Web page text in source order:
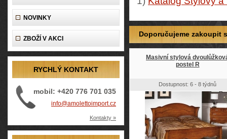
NOVINKY
ZBOŽÍ V AKCI
RYCHLÝ KONTAKT
mobil: +420 776 701 035
info@amolettoimport.cz
Kontakty »
Doporučujeme zakoupit
Masivní stylová
postel R
Dostupnost: 6 - 8 týdnů